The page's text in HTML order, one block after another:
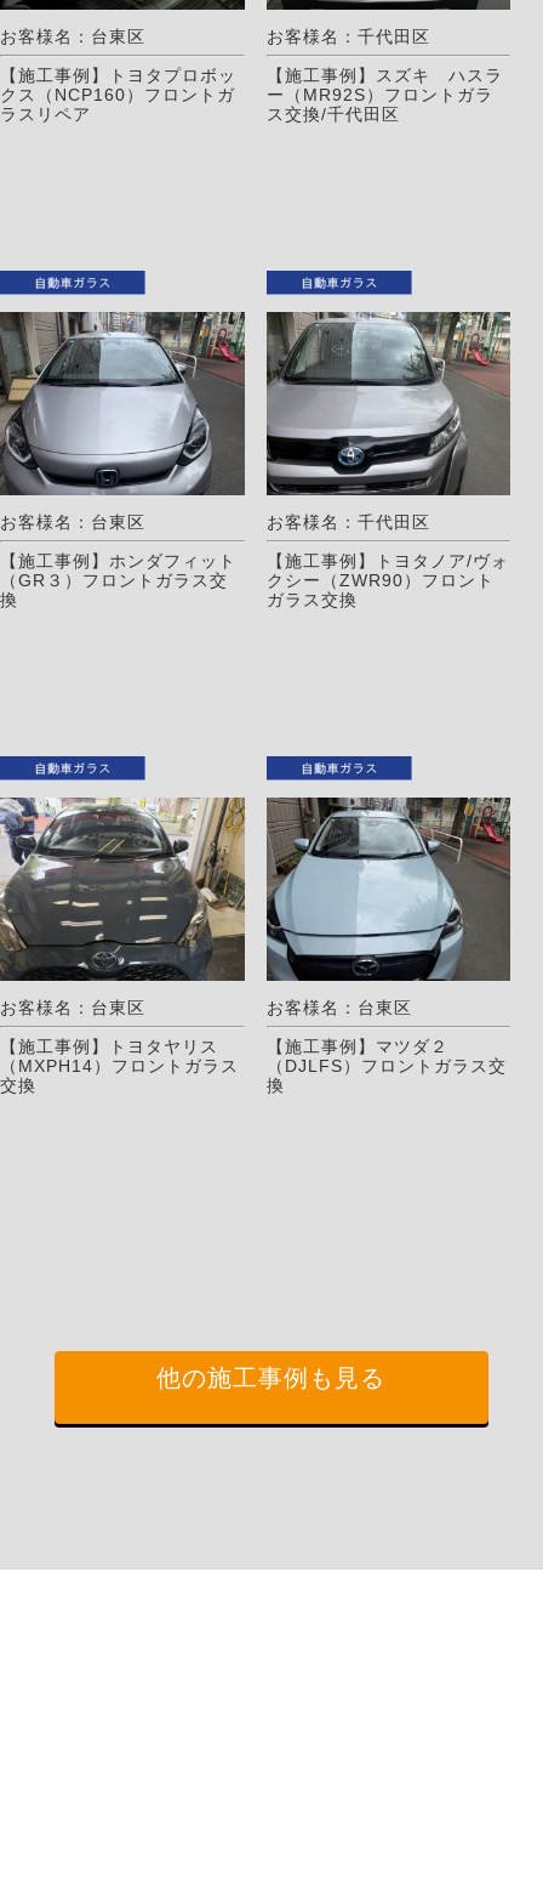
お客様名：台東区
【施工事例】トヨタプロボッ
クス（NCP160）フロントガ
ラスリペア
お客様名：千代田区
【施工事例】スズキ ハスラ
ー（MR92S）フロントガラ
ス交換/千代田区
お客様名：台東区
【施工事例】ホンダフィット
（GR３）フロントガラス交
換
お客様名：千代田区
【施工事例】トヨタノア/ヴォ
クシー（ZWR90）フロント
ガラス交換
お客様名：台東区
【施工事例】トヨタヤリス
（MXPH14）フロントガラス
交換
お客様名：台東区
【施工事例】マツダ２
（DJLFS）フロントガラス交
換
他の施工事例も見る